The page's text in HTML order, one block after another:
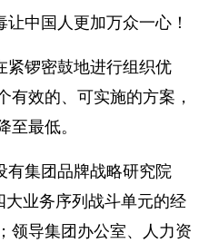
中国人更加万众一心！
紧锣密鼓地进行组织优
有效的、可实施的方案，
至最低。
有集团品牌战略研究院
业务序列战斗单元的经
领导集团办公室、人力资